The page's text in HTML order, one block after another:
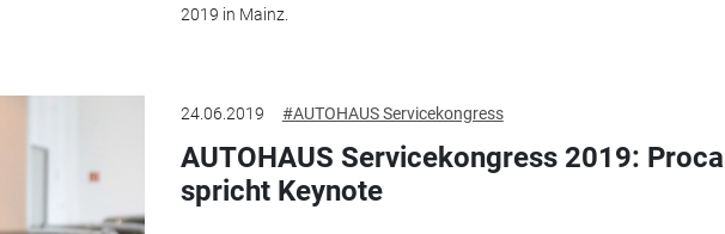
2019 in Mainz.
24.06.2019 #AUTOHAUS Servicekongress
AUTOHAUS Servicekongress 2019:
spricht Keynote